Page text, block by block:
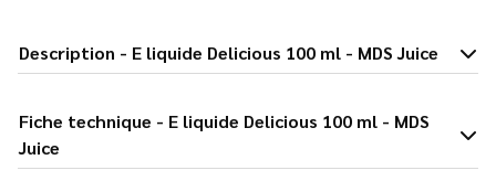
Description - E liquide Delicious 100 ml - MDS Juice
Fiche technique - E liquide Delicious 100 ml - MDS
Juice